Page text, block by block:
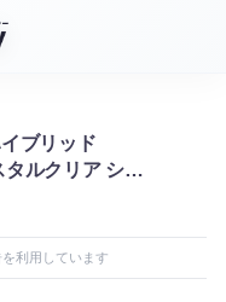
ブリッド
ルクリア シュ
利用しています